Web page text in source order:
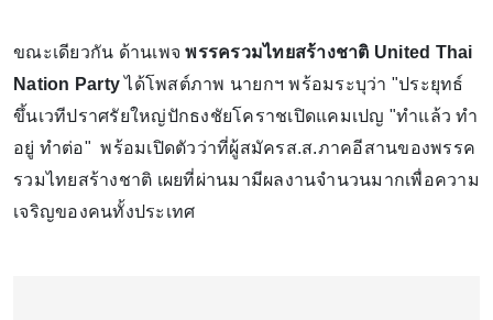
ขณะเดียวกัน ด้านเพจ พรรครวมไทยสร้างชาติ United Thai
Nation Partyได้โพสต์ภาพ นายกฯ พร้อมระบุว่า "ประยุทธ์
ขึ้นเวทีปราศรัยใหญ่ปักธงชัยโคราชเปิดแคมเปญ "ทำแล้ว ทำ
อยู่ ทำต่อ" พร้อมเปิดตัวว่าที่ผู้สมัครส.ส.ภาคอีสานของพรรค
รวมไทยสร้างชาติ เผยที่ผ่านมามีผลงานจำนวนมากเพื่อความ
เจริญของคนทั้งประเทศ